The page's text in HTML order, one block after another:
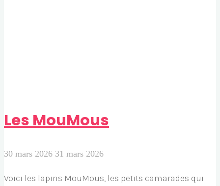
Les MouMous
30 mars 2026 31 mars 2026
Voici les lapins MouMous, les petits camarades qui